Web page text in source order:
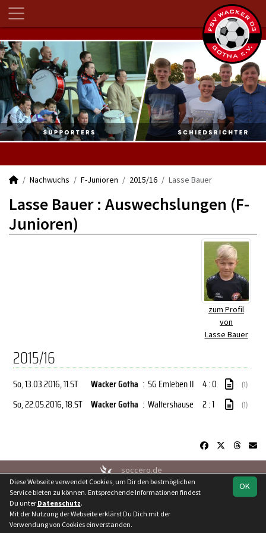
Nachwuchs F-Junioren 2015/16 Lasse Bauer
Lasse Bauer : Auswechslungen (F-
Junioren)
zum Profil
von
Lasse Bauer
2015/16
So, 13.03.2016, 11.ST Wacker Gotha : SG Emleben II 4 : 0 (1)
So, 22.05.2016, 18.ST Wacker Gotha : Waltershause 2 : 1 (1)
soccero.de
© 2006 - 2026
Besucherstatistik Kontakt
Datenschutz
OK
Diese Webseite verwendet Cookies, um Dir den bestmöglichen
Service bieten zu können. Entsprechende Informationen findest
Du unter Datenschutz.
Mit der Nutzung der Webseite erklärst Du Dich mit der
Verwendung von Cookies einverstanden.